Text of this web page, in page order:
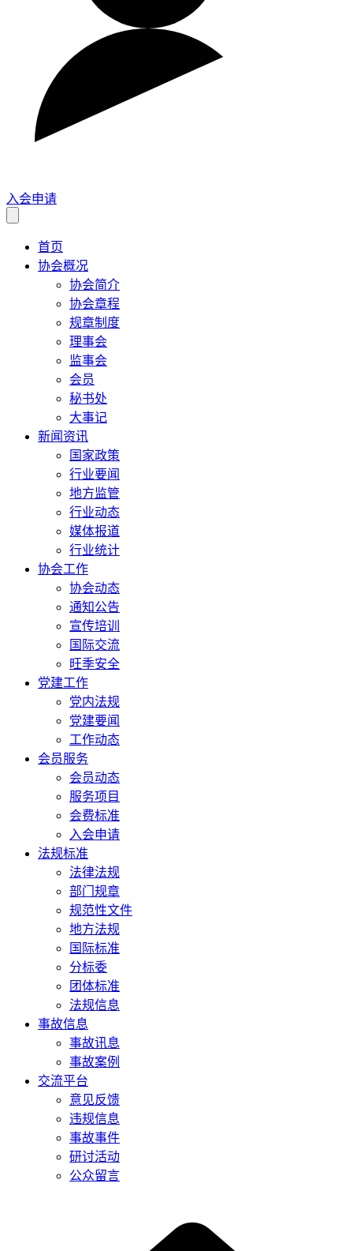
入会申请
首页
协会概况
协会简介
协会章程
规章制度
理事会
监事会
会员
秘书处
大事记
新闻资讯
国家政策
行业要闻
地方监管
行业动态
媒体报道
行业统计
协会工作
协会动态
通知公告
宣传培训
国际交流
旺季安全
党建工作
党内法规
党建要闻
工作动态
会员服务
会员动态
服务项目
会费标准
入会申请
法规标准
法律法规
部门规章
规范性文件
地方法规
国际标准
分标委
团体标准
法规信息
事故信息
事故讯息
事故案例
交流平台
意见反馈
违规信息
事故事件
研讨活动
公众留言